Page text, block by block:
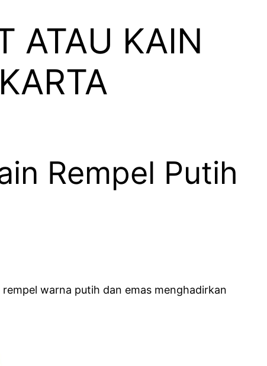
ATAU KAIN
Rempel Putih
warna putih dan emas menghadirkan